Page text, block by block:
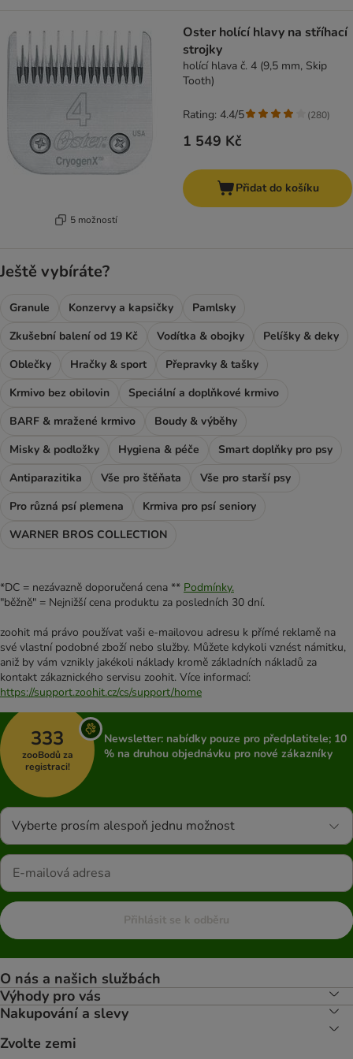
5 možností
Oster holící hlavy na stříhací
strojky
holící hlava č. 4 (9,5 mm, Skip
Tooth)
1 549 Kč
Rating: 4.4/5 (280)
Přidat do košíku
Ještě vybíráte?
Granule Konzervy a kapsičky
Pamlsky
Zkušební balení od 19 Kč
Vodítka & obojky
Pelíšky & deky
Oblečky
Hračky & sport
Přepravky & tašky
Krmivo bez obilovin
Speciální a doplňkové krmivo
BARF & mražené krmivo
Boudy & výběhy
Misky & podložky
Hygiena & péče
Smart doplňky pro psy
Antiparazitika
Vše pro štěňata
Vše pro starší psy
Pro různá psí plemena
Krmiva pro psí seniory
WARNER BROS COLLECTION
*DC = nezávazně doporučená cena ** Podmínky.
"běžně" = Nejnižší cena produktu za posledních 30 dní.
zoohit má právo používat vaši e-mailovou adresu k přímé reklamě na
své vlastní podobné zboží nebo služby. Můžete kdykoli vznést námitku,
aniž by vám vznikly jakékoli náklady kromě základních nákladů za
kontakt zákaznického servisu zoohit. Více informací:
https://support.zoohit.cz/cs/support/home
333
zooBodů za
registraci!
Newsletter: nabídky pouze pro předplatitele; 10
% na druhou objednávku pro nové zákazníky
Vyberte prosím alespoň jednu možnost
Přihlásit se k odběru
O nás a našich službách
Výhody pro vás
Nakupování a slevy
Zvolte zemi